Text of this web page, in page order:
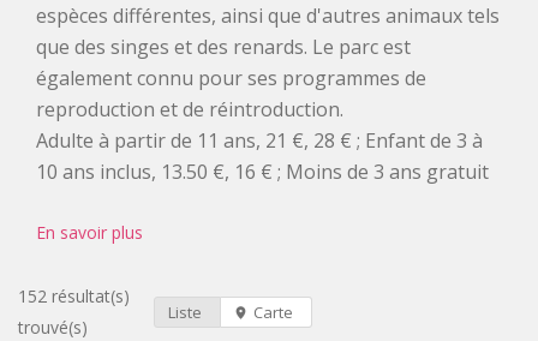
espèces différentes, ainsi que d'autres animaux tels
que des singes et des renards. Le parc est
également connu pour ses programmes de
reproduction et de réintroduction.
Adulte à partir de 11 ans, 21 €, 28 € ; Enfant de 3 à
10 ans inclus, 13.50 €, 16 € ; Moins de 3 ans gratuit
En savoir plus
152 résultat(s)
trouvé(s)
Liste Carte